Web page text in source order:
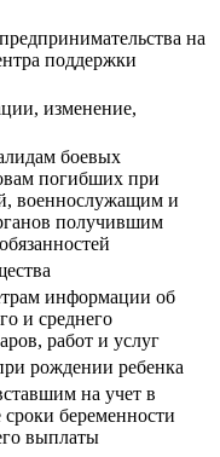
на
поддержки
изменение,
боевых
погибших при
военнослужащим и
получившим
информации об
и среднего
работ и услуг
рождении ребенка
на учет в
беременности
выплаты